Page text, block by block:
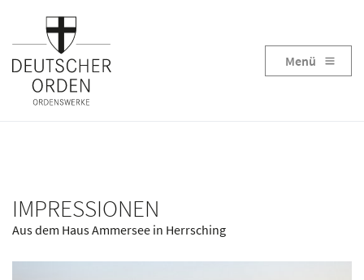
Menü
IMPRESSIONEN
Aus dem Haus Ammersee in Herrsching